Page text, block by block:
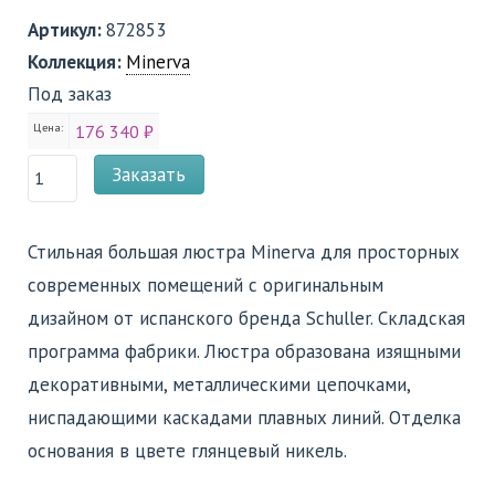
Артикул:872853
Коллекция: Minerva
Под заказ
Цена: 176 340 ₽
Заказать
Стильная большая люстра Minerva для просторных
современных помещений с оригинальным
дизайном от испанского бренда Schuller. Cкладская
программа фабрики. Люстра образована изящными
декоративными, металлическими цепочками,
ниспадающими каскадами плавных линий. Отделка
основания в цвете глянцевый никель.